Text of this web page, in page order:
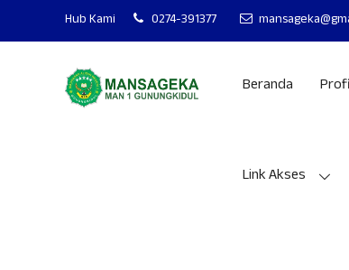
Hub Kami 0274-391377 MAN 1
Beranda
Link Akses